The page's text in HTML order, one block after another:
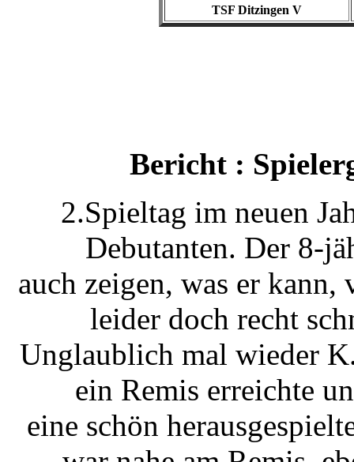
TSF Ditzingen V
Bericht :
2.Spieltag im neuen
Debutanten. Der 8-
auch zeigen, was er kann,
leider doch recht
Unglaublich mal wieder
ein Remis erreichte
eine schön